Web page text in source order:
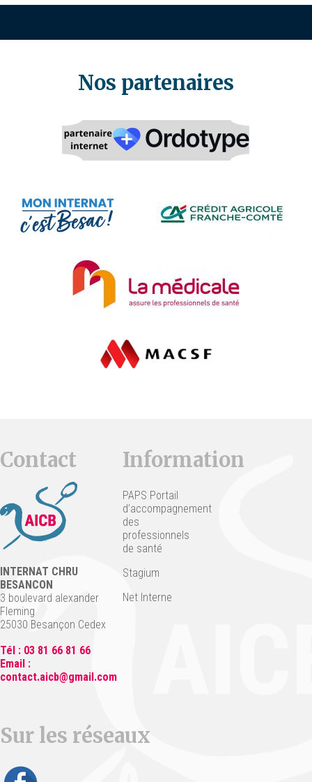
Nos partenaires
Contact
INTERNAT CHRU
BESANCON
3 boulevard alexander
Fleming
25030 Besançon Cedex
Tél : 03 81 66 81 66
Email :
contact.aicb@gmail.com
Information
PAPS Portail
d’accompagnement
des
professionnels
de santé
Stagium
Net Interne
Sur les réseaux